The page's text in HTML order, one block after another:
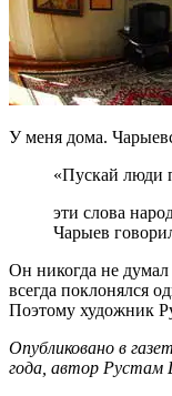
У меня дома.
«Пускай люди
эти слова
Чарыев
Он никогда не думал
всегда поклонялся
Поэтому художник
Опубликовано в
года, автор Рустам